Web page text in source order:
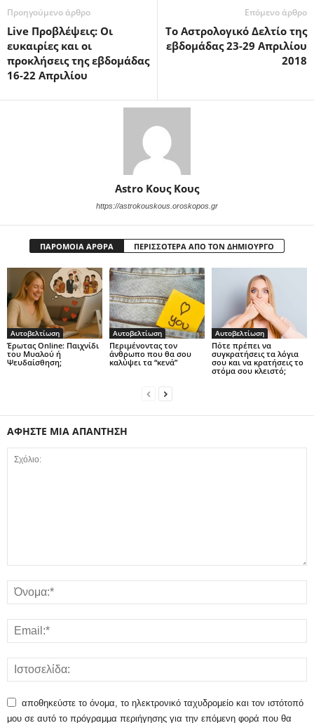
Προηγούμενο άρθρο
Live Προβλέψεις: Οι
ευκαιρίες και οι
προκλήσεις της εβδομάδας
16-22 Απριλίου
Επόμενο άρθρο
Το Αστρολογικό Δελτίο της
εβδομάδας 23-29 Απριλίου
2018
Astro Κους Κους
https://astrokouskous.oroskopos.gr
ΠΑΡΟΜΟΙΑ ΑΡΘΡΑ ΠΕΡΙΣΣΟΤΕΡΑ ΑΠΟ ΤΟΝ ΔΗΜΙΟΥΡΓΟ
Αυτοβελτίωση
Έρωτας Online: Παιχνίδι
του Μυαλού ή
Ψευδαίσθηση;
Αυτοβελτίωση
Περιμένοντας τον
άνθρωπο που θα σου
καλύψει τα “κενά”
Αυτοβελτίωση
Πότε πρέπει να
συγκρατήσεις τα λόγια
σου και να κρατήσεις το
στόμα σου κλειστό;
ΑΦΗΣΤΕ ΜΙΑ ΑΠΑΝΤΗΣΗ
αποθηκεύστε το όνομα, το ηλεκτρονικό ταχυδρομείο και τον ιστότοπό
μου σε αυτό το πρόγραμμα περιήγησης για την επόμενη φορά που θα